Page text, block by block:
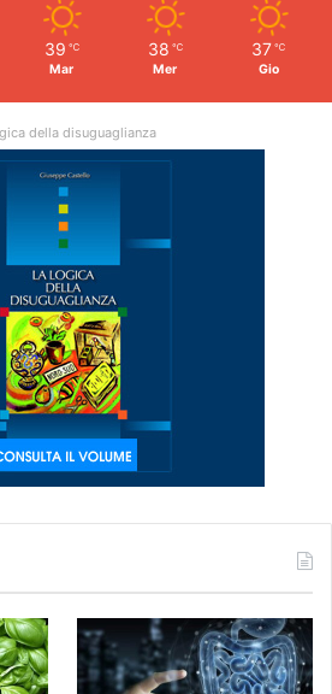
39 ℃
Mar
38 ℃
Mer
37 ℃
Gio
della disuguaglianza